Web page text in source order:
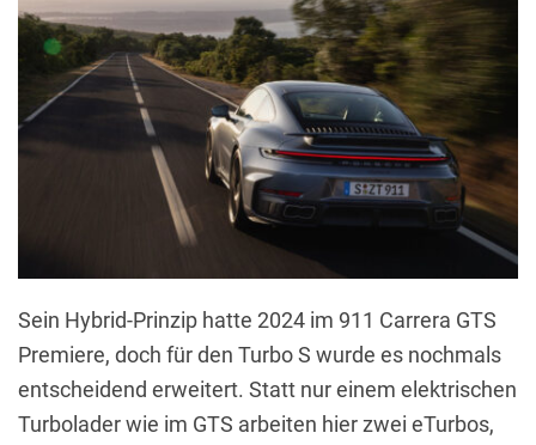
Sein Hybrid-Prinzip hatte 2024 im 911 Carrera GTS
Premiere, doch für den Turbo S wurde es nochmals
entscheidend erweitert. Statt nur einem elektrischen
Turbolader wie im GTS arbeiten hier zwei eTurbos,